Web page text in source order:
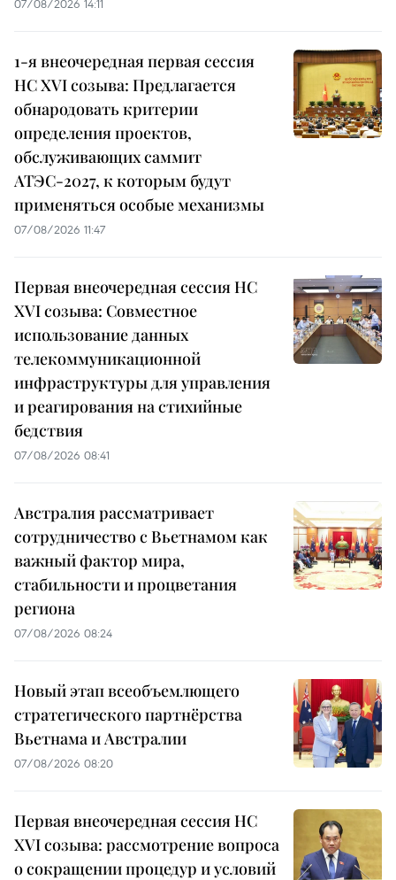
07/08/2026 14:11
1-я внеочередная первая сессия
НС XVI созыва: Предлагается
обнародовать критерии
определения проектов,
обслуживающих саммит
АТЭС-2027, к которым будут
применяться особые механизмы
07/08/2026 11:47
Первая внеочередная сессия НС
XVI созыва: Совместное
использование данных
телекоммуникационной
инфраструктуры для управления
и реагирования на стихийные
бедствия
07/08/2026 08:41
Австралия рассматривает
сотрудничество с Вьетнамом как
важный фактор мира,
стабильности и процветания
региона
07/08/2026 08:24
Новый этап всеобъемлющего
стратегического партнёрства
Вьетнама и Австралии
07/08/2026 08:20
Первая внеочередная сессия НС
XVI созыва: рассмотрение вопроса
о сокращении процедур и условий